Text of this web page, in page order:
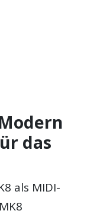
das
als MIDI-